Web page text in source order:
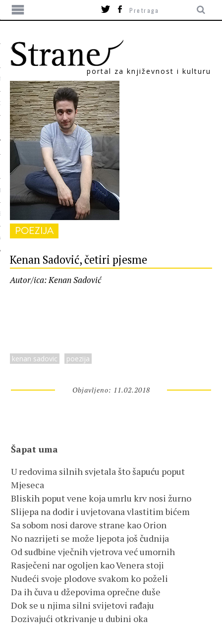
portal za književnost i kulturu
POEZIJA
Kenan Sadović, četiri pjesme
Autor/ica: Kenan Sadović
kenan sadovic poezija
Objavljeno: 11.02.2018
Šapat uma
U redovima silnih svjetala što šapuću poput
Mjeseca
Bliskih poput vene koja umrlu krv nosi žurno
Slijepa na dodir i uvjetovana vlastitim bićem
Sa sobom nosi darove strane kao Orion
No nazrijeti se može ljepota još čudnija
Od sudbine vječnih vjetrova već umornih
Rasječeni nar ogoljen kao Venera stoji
Nudeći svoje plodove svakom ko poželi
Da ih čuva u džepovima oprečne duše
Dok se u njima silni svijetovi rađaju
Dozivajući otkrivanje u dubini oka